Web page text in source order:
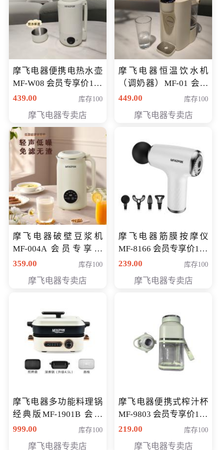
摩飞电器便携电热水壶
MF-W08 会员专享价198
元
439.00 库存100
摩飞电器专卖店
摩飞电器恒温饮水机
（调奶器）MF-01 会员
专享价366元
449.00 库存100
摩飞电器专卖店
摩飞电器破壁豆浆机
MF-004A 会员专享价
168元
359.00 库存100
摩飞电器专卖店
摩飞电器筋膜按摩仪
MF-8166 会员专享价168
元
239.00 库存100
摩飞电器专卖店
摩飞电器多功能料理锅
经典版MF-1901B 会员
专享价399元
999.00 库存100
摩飞电器专卖店
摩飞电器便携式榨汁杯
MF-9803 会员专享价138
元
219.00 库存100
摩飞电器专卖店